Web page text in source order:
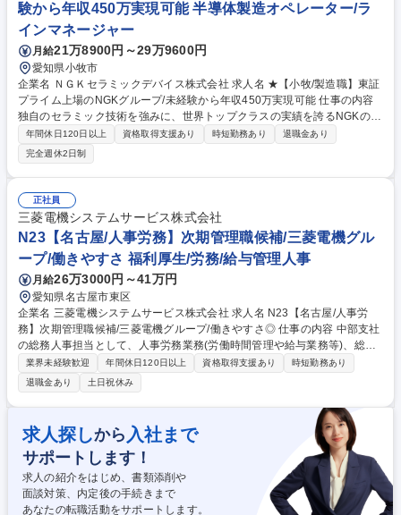
験から年収450万実現可能 半導体製造オペレーター/ラ
インマネージャー
月給21万8900円～29万9600円
愛知県小牧市
企業名 ＮＧＫセラミックデバイス株式会社 求人名 ★【小牧/製造職】東証
プライム上場のNGKグループ/未経験から年収450万実現可能 仕事の内容
独自のセラミック技術を強みに、世界トップクラスの実績を誇るNGKの中
核企業として、スマートフォン、HDD、自動車などをはじめとした『産業
機器に組み込まれるセラミック製品』を手掛けています。 ★クリーンルー
ムでの業務★ セラミックは精密な作業が必要なため、ほとんどがクリーン
クールでの業務となります。 募集職種 ★【小牧/製造職】東証プライム上
場のNGKグループ/未経験から年収450万実現可能
年間休日120日以上 資格取得支援あり 時短勤務あり
退職金あり
完全週休2日制
正社員
三菱電機システムサービス株式会社
N23【名古屋/人事労務】次期管理職候補/三菱電機グル
ープ/働きやすさ 福利厚生/労務/給与管理人事
月給26万3000円～41万円
愛知県名古屋市東区
企業名 三菱電機システムサービス株式会社 求人名 N23【名古屋/人事労
務】次期管理職候補/三菱電機グループ/働きやすさ◎ 仕事の内容 中部支社
の総務人事担当として、人事労務業務(労働時間管理や給与業務等)、総務
業務(備品管理、社内行事運営、衛生管理等)を幅広くお任せします。現場
研修を通じて事業理解を深めて頂きます。 【詳細】■労務:労働時間管理、
入退社手続き、従業員からの相談対応 ■総務:社宅手配、行政手続き、社屋
営繕・備品管理 ■人事:人事考課や昇格試験対応、採用、派遣社員管理 ■福
利厚生:社内行事企画、労働保険更新 ■安全衛生:法安委員会事務局、車両
管理など 【働き方】産休・育休復帰率ほぼ100％、残業月20時間以内と働
きやすさ抜群です。部門外への移動は想定しておらず長期キャリア形成が
可能な環境です。 募集職種 N23【名古屋/人事労務】次期管理職候補/三菱
電機グループ/働きやすさ◎
業界未経験歓迎 年間休日120日以上 資格取得支援あり
時短勤務あり
退職金あり
土日祝休み
求人探しから 入社まで
サポートします！
求人の紹介をはじめ、書類添削や
面談対策、内定後の手続きまで
あなたの転職活動をサポートします。